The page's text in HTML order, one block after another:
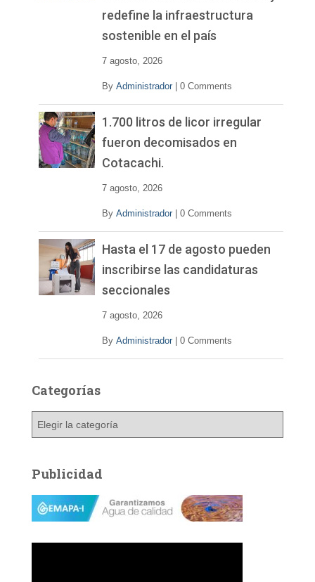
redefine la infraestructura
sostenible en el país
7 agosto, 2026
By Administrador 0 Comments
1.700 litros de licor irregular
fueron decomisados en
Cotacachi.
7 agosto, 2026
By Administrador 0 Comments
Hasta el 17 de agosto pueden
inscribirse las candidaturas
seccionales
7 agosto, 2026
By Administrador 0 Comments
Categorías
g
o
a
Publicidad